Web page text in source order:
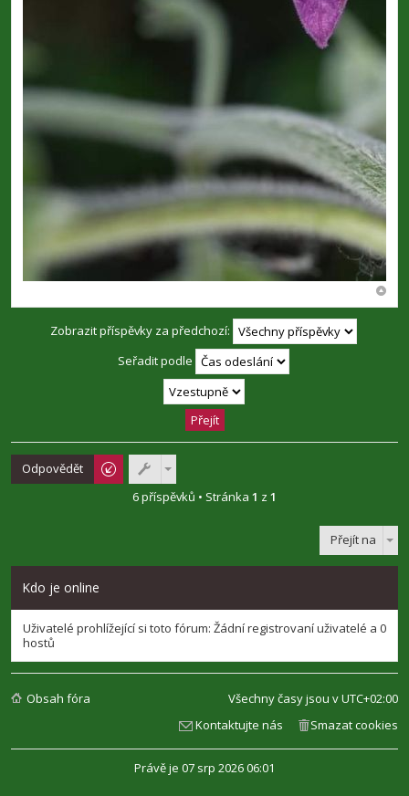
Zobrazit příspěvky za předchozí:
Seřadit podle
Odpovědět
6 příspěvků • Stránka 1 z 1
Přejít na
Kdo je online
Uživatelé prohlížející si toto fórum: Žádní registrovaní uživatelé a 0
hostů
Obsah fóra Všechny časy jsou vUTC+02:00
Smazat cookies
Kontaktujte nás
Právě je 07 srp 2026 06:01